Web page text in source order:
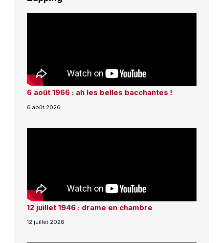
6 août 1966 : ah les belles bacchantes !
6 août 2026
12 juillet 1946 : drame en chambre
12 juillet 2026